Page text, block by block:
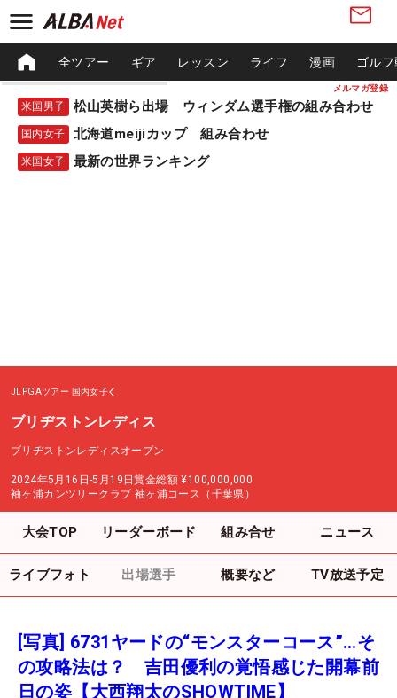
メルマガ登録
全ツアー ギア レッスン ライフ 漫画 ゴル
米国男子 松山英樹ら出場 ウィンダム選手権の組み合わせ
国内女子 北海道meijiカップ 組み合わせ
米国女子 最新の世界ランキング
JLPGAツアー 国内女子
ブリヂストンレディス
ブリヂストンレディスオープン
2024年5月16日-5月19日賞金総額 ¥100,000,000
袖ヶ浦カンツリークラブ 袖ヶ浦コース（千葉県）
大会TOP リーダーボード 組み合せ ニュース
ライブフォト 出場選手 概要など TV放送予定
[写真] 6731ヤードの“モンスターコース”…そ
の攻略法は？ 吉田優利の覚悟感じた開幕前
日の姿【大西翔太のSHOWTIME】